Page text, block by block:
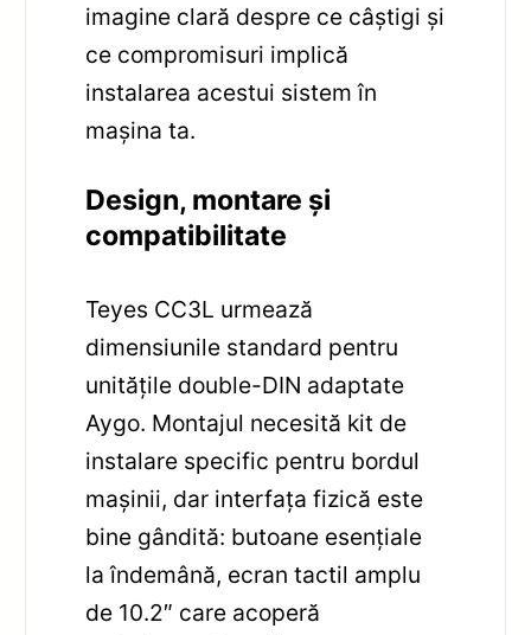
imagine clară despre ce câștigi și
ce compromisuri implică
instalarea acestui sistem în
mașina ta.
Design, montare și
compatibilitate
Teyes CC3L urmează
dimensiunile standard pentru
unitățile double-DIN adaptate
Aygo. Montajul necesită kit de
instalare specific pentru bordul
mașinii, dar interfața fizică este
bine gândită: butoane esențiale
la îndemână, ecran tactil amplu
de 10.2″ care acoperă